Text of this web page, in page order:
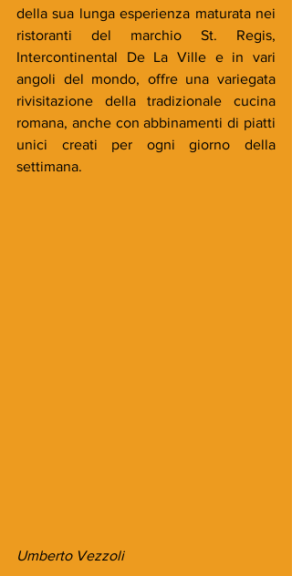
della sua lunga esperienza maturata nei
ristoranti del marchio St. Regis,
Intercontinental De La Ville e in vari
angoli del mondo, offre una variegata
rivisitazione della tradizionale cucina
romana, anche con abbinamenti di piatti
unici creati per ogni giorno della
settimana.
Umberto Vezzoli